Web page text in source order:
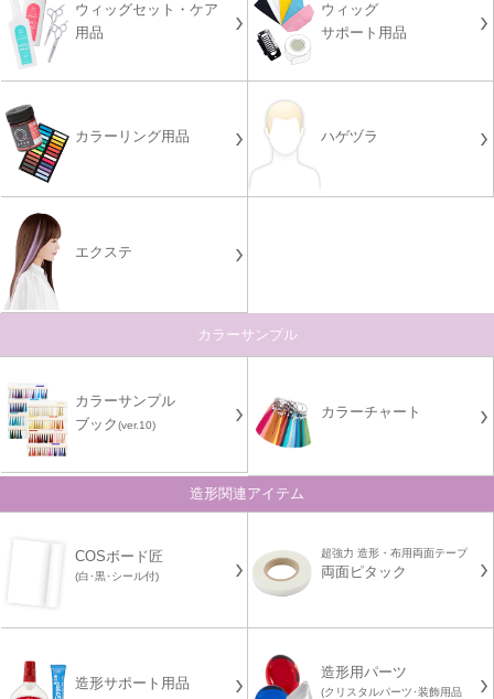
ウィッグセット・ケア
用品
ウィッグ
サポート用品
カラーリング用品 ハゲヅラ
エクステ
カラーサンプル
カラーサンプル
ブック(ver.10)
カラーチャート
造形関連アイテム
COSボード匠
(白･黒･シール付)
超強力 造形・布用両面テープ
両面ピタック
造形サポート用品
造形用パーツ
(クリスタルパーツ･装飾用品